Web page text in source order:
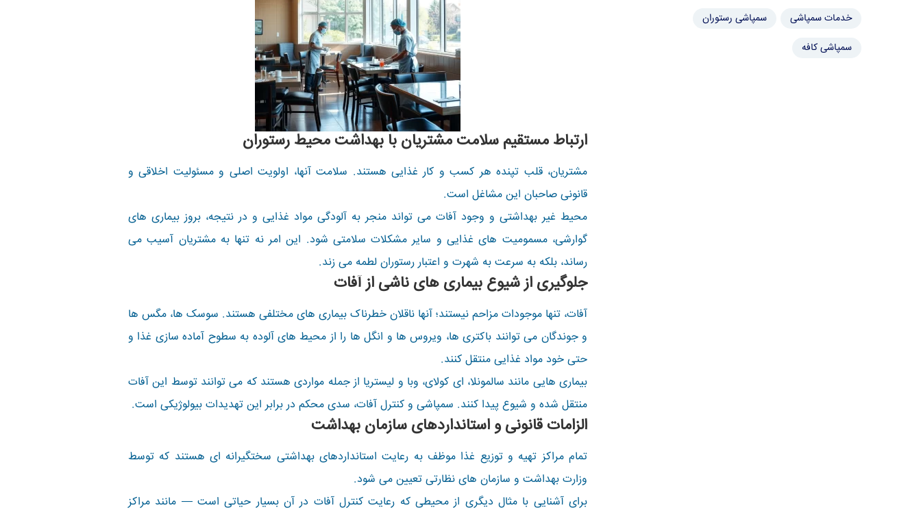
ارتباط مستقیم سلامت مشتریان با بهداشت محیط رستوران
مشتریان، قلب تپنده هر کسب و کار غذایی هستند. سلامت آنها، اولویت اصلی و مسئولیت اخلاقی و
قانونی صاحبان این مشاغل است.
محیط غیر بهداشتی و وجود آفات می تواند منجر به آلودگی مواد غذایی و در نتیجه، بروز بیماری های
گوارشی، مسمومیت های غذایی و سایر مشکلات سلامتی شود. این امر نه تنها به مشتریان آسیب می
رساند، بلکه به سرعت به شهرت و اعتبار رستوران لطمه می زند.
جلوگیری از شیوع بیماری های ناشی از آفات
آفات، تنها موجودات مزاحم نیستند؛ آنها ناقلان خطرناک بیماری های مختلفی هستند. سوسک ها، مگس ها
و جوندگان می توانند باکتری ها، ویروس ها و انگل ها را از محیط های آلوده به سطوح آماده سازی غذا و
حتی خود مواد غذایی منتقل کنند.
بیماری هایی مانند سالمونلا، ای کولای، وبا و لیستریا از جمله مواردی هستند که می توانند توسط این آفات
منتقل شده و شیوع پیدا کنند. سمپاشی و کنترل آفات، سدی محکم در برابر این تهدیدات بیولوژیکی است.
الزامات قانونی و استانداردهای سازمان بهداشت
تمام مراکز تهیه و توزیع غذا موظف به رعایت استانداردهای بهداشتی سختگیرانه ای هستند که توسط
وزارت بهداشت و سازمان های نظارتی تعیین می شود.
برای آشنایی با مثال دیگری از محیطی که رعایت کنترل آفات در آن بسیار حیاتی است — مانند مراکز
خدمات سمپاشی
سمپاشی رستوران
سمپاشی کافه